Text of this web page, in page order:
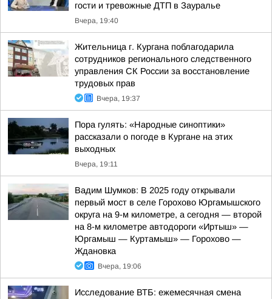
гости и тревожные ДТП в Зауралье
Вчера, 19:40
Жительница г. Кургана поблагодарила
сотрудников регионального следственного
управления СК России за восстановление
трудовых прав
Вчера, 19:37
Пора гулять: «Народные синоптики»
рассказали о погоде в Кургане на этих
выходных
Вчера, 19:11
Вадим Шумков: В 2025 году открывали
первый мост в селе Горохово Юргамышского
округа на 9-м километре, а сегодня — второй
на 8-м километре автодороги «Иртыш» —
Юргамыш — Куртамыш» — Горохово —
Ждановка
Вчера, 19:06
Исследование ВТБ: ежемесячная смена